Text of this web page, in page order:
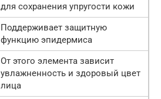
для сохранения упругости кожи
Поддерживает защитную
функцию эпидермиса
От этого элемента зависит
увлажненность и здоровый цвет
лица